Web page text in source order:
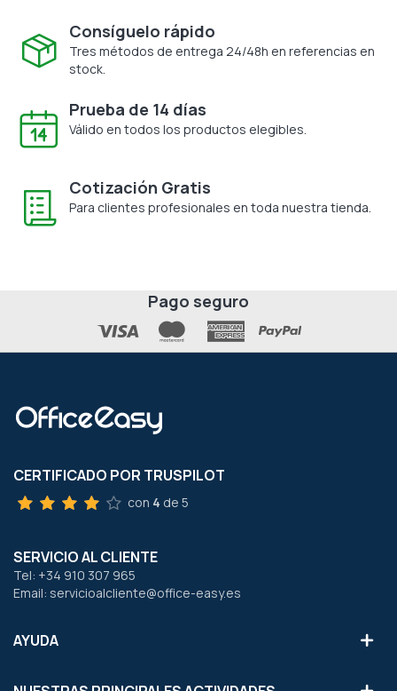
Consíguelo rápido
Tres métodos de entrega 24/48h en referencias en
stock.
Prueba de 14 días
Válido en todos los productos elegibles.
Cotización Gratis
Para clientes profesionales en toda nuestra tienda.
Pago seguro
CERTIFICADO POR TRUSPILOT
con 4 de 5
SERVICIO AL CLIENTE
Tel: +34 910 307 965
Email: servicioalcliente@office-easy.es
AYUDA